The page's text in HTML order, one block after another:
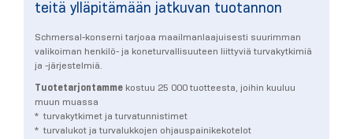
teitä ylläpitämään jatkuvan tuotannon
Schmersal-konserni tarjoaa maailmanlaajuisesti suurimman
valikoiman henkilö- ja koneturvallisuuteen liittyviä turvakytkimiä
ja -järjestelmiä.
Tuotetarjontamme kostuu 25 000 tuotteesta, joihin kuuluu
muun muassa
* turvakytkimet ja turvatunnistimet
* turvalukot ja turvalukkojen ohjauspainikekotelot